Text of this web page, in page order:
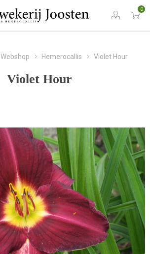
0
Webshop Hemerocallis Violet Hour
Violet Hour